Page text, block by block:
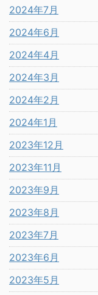
2024年7月
2024年6月
2024年4月
2024年3月
2024年2月
2024年1月
2023年12月
2023年11月
2023年9月
2023年8月
2023年7月
2023年6月
2023年5月